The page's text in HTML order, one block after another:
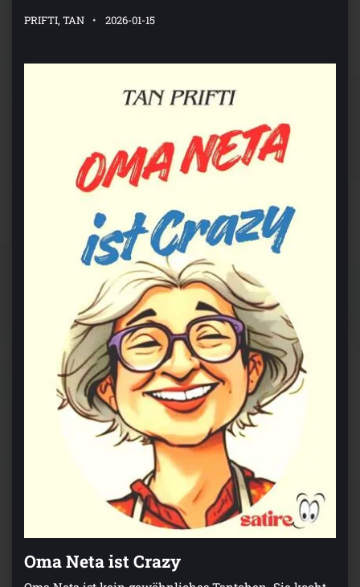
PRIFTI, TAN 2026-01-15
Oma Neta ist Crazy